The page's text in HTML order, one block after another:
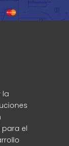
la
para el